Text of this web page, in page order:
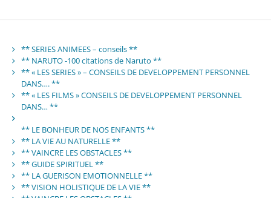
** SERIES ANIMEES – conseils **
** NARUTO -100 citations de Naruto **
** « LES SERIES » – CONSEILS DE DEVELOPPEMENT PERSONNEL
DANS…. **
** « LES FILMS » CONSEILS DE DEVELOPPEMENT PERSONNEL
DANS… **
** LE BONHEUR DE NOS ENFANTS **
** LA VIE AU NATURELLE **
** VAINCRE LES OBSTACLES **
** GUIDE SPIRITUEL **
** LA GUERISON EMOTIONNELLE **
** VISION HOLISTIQUE DE LA VIE **